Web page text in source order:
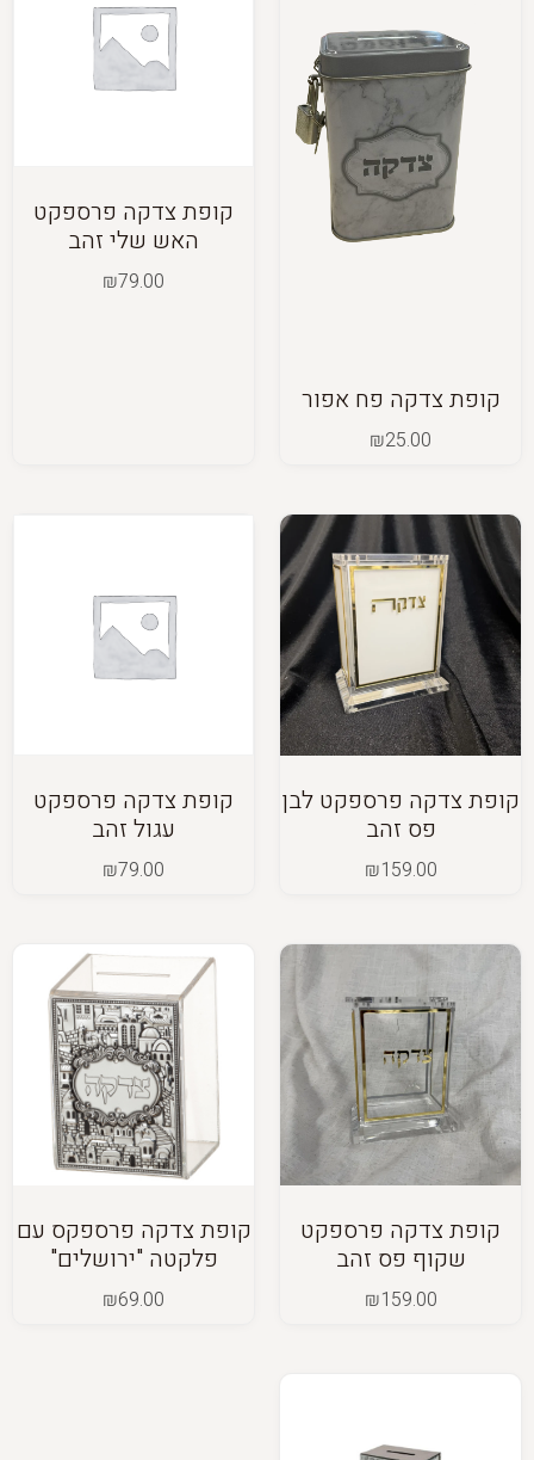
קופת צדקה פח אפור
₪25.00
קופת צדקה פרספקט
האש שלי זהב
₪79.00
קופת צדקה פרספקט לבן
פס זהב
₪159.00
קופת צדקה פרספקט
עגול זהב
₪79.00
קופת צדקה פרספקט
שקוף פס זהב
₪159.00
קופת צדקה פרספקס עם
פלקטה "ירושלים"
₪69.00